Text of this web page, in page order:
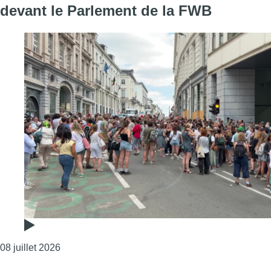
devant le Parlement de la FWB
08 juillet 2026Consulter l'article "Colère des enseignants: